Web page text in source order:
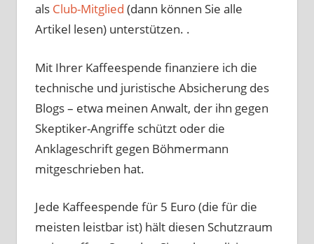
als Club-Mitglied (dann können Sie alle
Artikel lesen) unterstützen. .
Mit Ihrer Kaffeespende finanziere ich die
technische und juristische Absicherung des
Blogs – etwa meinen Anwalt, der ihn gegen
Skeptiker-Angriffe schützt oder die
Anklageschrift gegen Böhmermann
mitgeschrieben hat.
Jede Kaffeespende für 5 Euro (die für die
meisten leistbar ist) hält diesen Schutzraum